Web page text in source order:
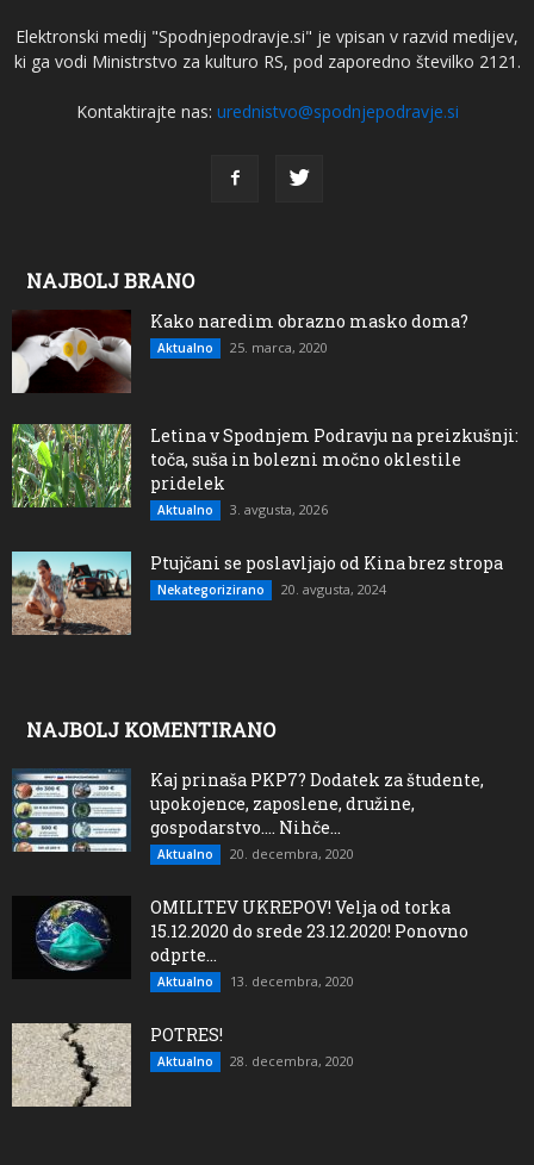
Elektronski medij "Spodnjepodravje.si" je vpisan v razvid medijev,
ki ga vodi Ministrstvo za kulturo RS, pod zaporedno številko 2121.
Kontaktirajte nas: urednistvo@spodnjepodravje.si
NAJBOLJ BRANO
Kako naredim obrazno masko doma?
Aktualno 25. marca, 2020
Letina v Spodnjem Podravju na preizkušnji:
toča, suša in bolezni močno oklestile
pridelek
Aktualno 3. avgusta, 2026
Ptujčani se poslavljajo od Kina brez stropa
Nekategorizirano 20. avgusta, 2024
NAJBOLJ KOMENTIRANO
Kaj prinaša PKP7? Dodatek za študente,
upokojence, zaposlene, družine,
gospodarstvo…. Nihče...
Aktualno 20. decembra, 2020
OMILITEV UKREPOV! Velja od torka
15.12.2020 do srede 23.12.2020! Ponovno
odprte...
Aktualno 13. decembra, 2020
POTRES!
Aktualno 28. decembra, 2020